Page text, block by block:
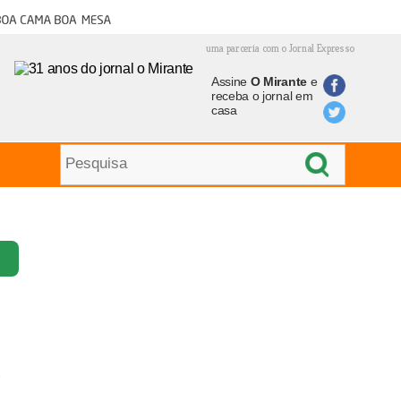
cama boa mesa
uma parceria com o Jornal Expresso
Assine O Mirantee
receba o jornal em
casa